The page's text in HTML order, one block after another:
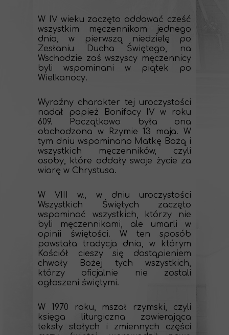
W IV wieku zaczęto oddawać cześć
wszystkim męczennikom jednego
dnia, w pierwszą niedzielę po
Zesłaniu Ducha Świętego, na
Wschodzie zaś wszyscy męczennicy
byli wspominani w piątek po
Wielkanocy.
Wyraźny charakter tej uroczystości
nadał papież Bonifacy IV w roku
609. Początkowo była ona
obchodzona w Rzymie 13 maja. W
tym dniu wspominano Matkę Bożą i
wszystkich męczenników, czyli
osoby, które oddały swoje życie za
wiarę w Chrystusa.
W VIII w., w dniu uroczystości
Wszystkich Świętych zaczęto
wspominać wszystkich, którzy nie
byli męczennikami, ale umarli w
opinii świętości. W ten sposób
powstała tradycja dnia, w którym
Kościół cieszy się dostąpieniem
chwały Bożej tych wszystkich,
którzy oficjalnie nie zostali
ogłoszeni świętymi.
W 1970 roku, mszał rzymski, czyli
księga liturgiczna zawierająca
teksty stałych i zmiennych części